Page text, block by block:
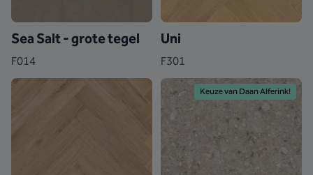
Sea Salt - grote tegel
F014
Uni
F301
Keuze van Daan Alferink!